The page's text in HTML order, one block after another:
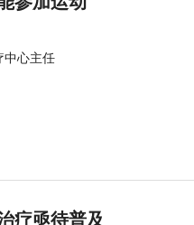
中心主任
疗亟待普及